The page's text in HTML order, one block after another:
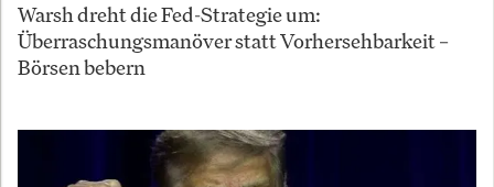
Warsh dreht die Fed-Strategie um:
Überraschungsmanöver statt Vorhersehbarkeit –
Börsen bebern